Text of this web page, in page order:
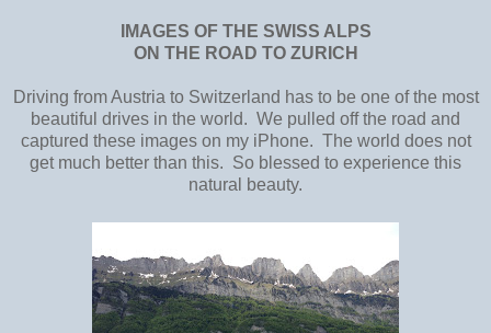
IMAGES OF THE SWISS ALPS
ON THE ROAD TO ZURICH
Driving from Austria to Switzerland has to be one of the most
beautiful drives in the world. We pulled off the road and
captured these images on my iPhone. The world does not
get much better than this. So blessed to experience this
natural beauty.